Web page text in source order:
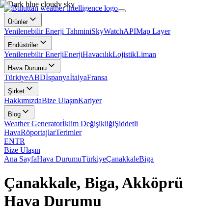
Ürünler
Yenilenebilir Enerji TahminiSkyWatchAPIMap Layer
Endüstriler
Yenilenebilir EnerjiEnerjiHavacılıkLojistikLiman
Hava Durumu
TürkiyeABDİspanyaİtalyaFransa
Şirket
HakkımızdaBize UlaşınKariyer
Blog
Weather Generatorİklim DeğişikliğiŞiddetli
HavaRöportajlarTerimler
ENTR
Bize Ulaşın
Ana SayfaHava DurumuTürkiyeÇanakkaleBiga
Çanakkale, Biga, Akköprü
Hava Durumu